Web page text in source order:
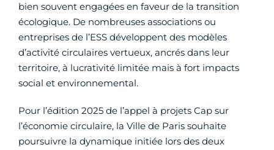
bien souvent engagées en faveur de la transition
écologique. De nombreuses associations ou
entreprises de l’ESS développent des modèles
d’activité circulaires vertueux, ancrés dans leur
territoire, à lucrativité limitée mais à fort impacts
social et environnemental.
Pour l’édition 2025 de l’appel à projets Cap sur
l’économie circulaire, la Ville de Paris souhaite
poursuivre la dynamique initiée lors des deux